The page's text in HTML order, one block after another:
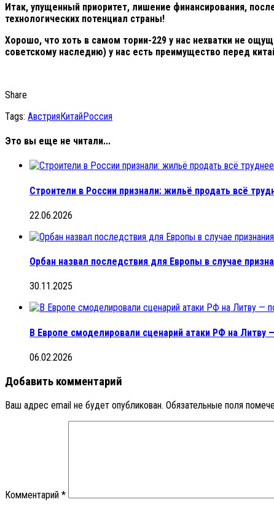
Итак, упущенный приоритет, лишение финансирования,
технологических потенциал страны!
Хорошо, что хоть в самом тории-229 у нас нехватки не
советскому наследию) у нас есть преимущество перед
Share
Tags: АвстрияКитайРоссия
Это вы еще не читали...
Строители в России признали: жильё продать всё
22.06.2026
Орбан назвал последствия для Европы в случае
30.11.2025
В Европе смоделировали сценарий атаки РФ на Литву
06.02.2026
Добавить комментарий
Ваш адрес email не будет опубликован. Обязательные поля
Комментарий *